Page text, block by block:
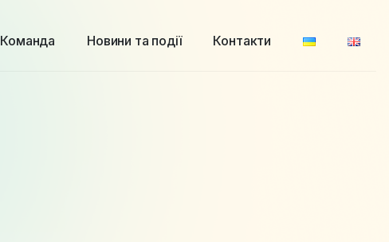
Команда Новини та події Контакти